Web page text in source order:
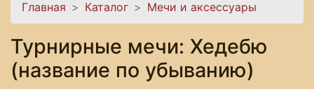
Главная Каталог Мечи и аксессуары
Турнирные мечи: Хедебю
(название по убыванию)